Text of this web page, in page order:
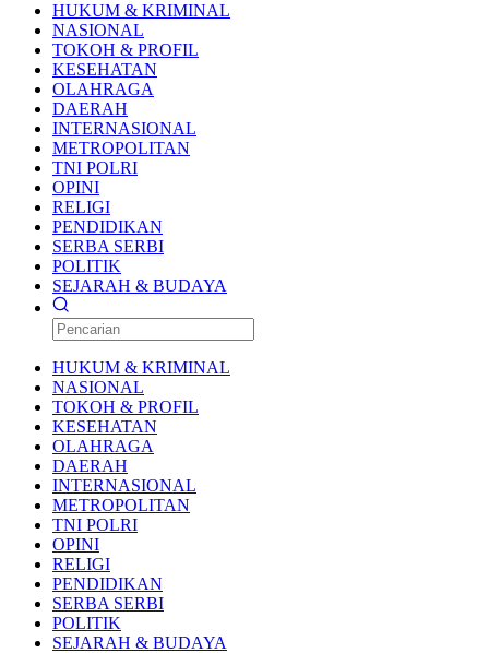
HUKUM & KRIMINAL
NASIONAL
TOKOH & PROFIL
KESEHATAN
OLAHRAGA
DAERAH
INTERNASIONAL
METROPOLITAN
TNI POLRI
OPINI
RELIGI
PENDIDIKAN
SERBA SERBI
POLITIK
SEJARAH & BUDAYA
HUKUM & KRIMINAL
NASIONAL
TOKOH & PROFIL
KESEHATAN
OLAHRAGA
DAERAH
INTERNASIONAL
METROPOLITAN
TNI POLRI
OPINI
RELIGI
PENDIDIKAN
SERBA SERBI
POLITIK
SEJARAH & BUDAYA